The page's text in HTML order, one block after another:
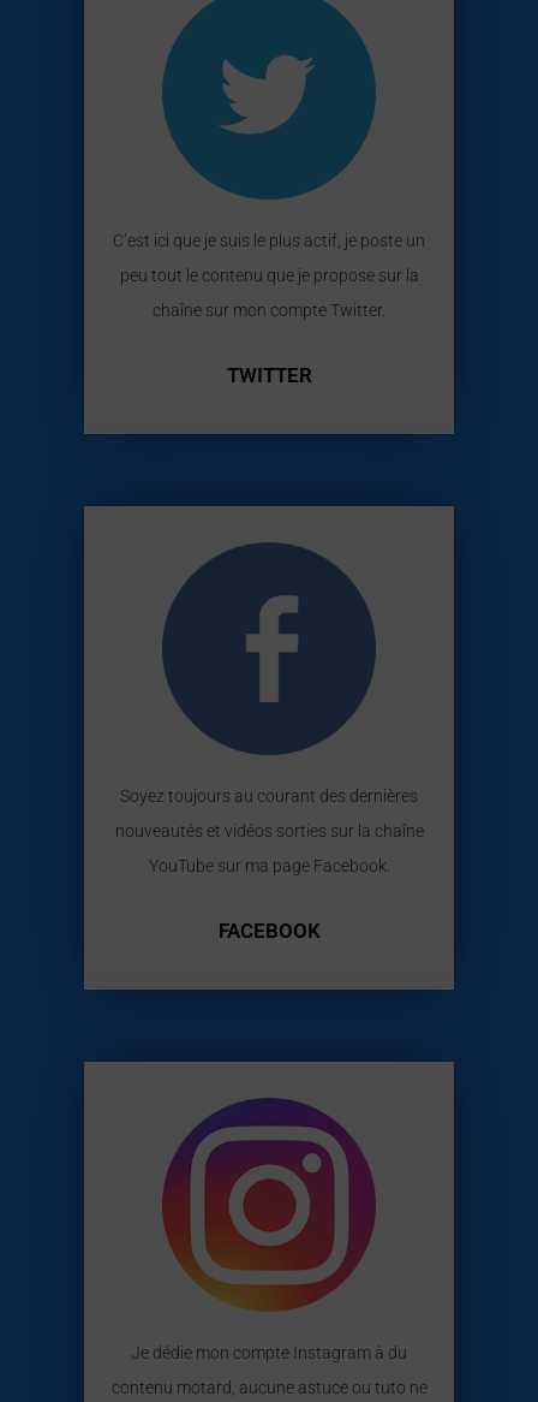
C’est ici que je suis le plus actif, je poste un
peu tout le contenu que je propose sur la
chaîne sur mon compte Twitter.
TWITTER
Soyez toujours au courant des dernières
nouveautés et vidéos sorties sur la chaîne
YouTube sur ma page Facebook.
FACEBOOK
Je dédie mon compte Instagram à du
contenu motard, aucune astuce ou tuto ne